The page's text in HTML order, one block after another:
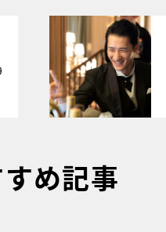
め記事